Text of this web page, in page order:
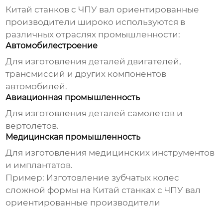
Китай станков с ЧПУ вал ориентированные
производители широко используются в
различных отраслях промышленности:
Автомобилестроение
Для изготовления деталей двигателей,
трансмиссий и других компонентов
автомобилей.
Авиационная промышленность
Для изготовления деталей самолетов и
вертолетов.
Медицинская промышленность
Для изготовления медицинских инструментов
и имплантатов.
Пример: Изготовление зубчатых колес
сложной формы на Китай станках с ЧПУ вал
ориентированные производители